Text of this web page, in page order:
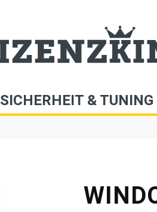
SICHERHEIT & TUNING